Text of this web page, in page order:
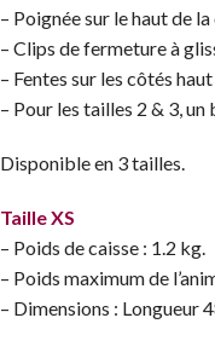
– Poignée sur le haut de la
– Clips de fermeture à
– Fentes sur les côtés
– Pour les tailles 2 & 3,
Disponible en 3 tailles.
Taille XS
– Poids de caisse : 1.2 kg.
– Poids maximum de
– Dimensions : Longueur